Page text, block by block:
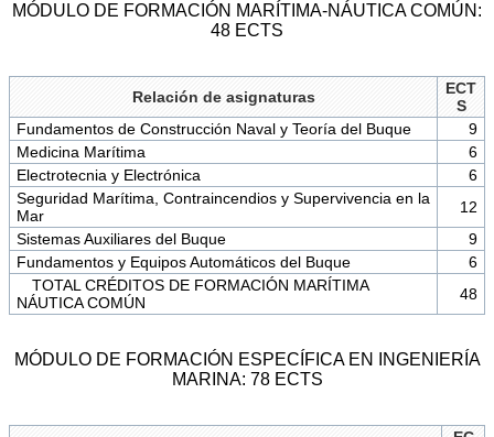
MÓDULO DE FORMACIÓN MARÍTIMA-NÁUTICA COMÚN:
48 ECTS
Relación de asignaturas
ECT
S
Fundamentos de Construcción Naval y Teoría del Buque
9
Medicina Marítima
6
Electrotecnia y Electrónica
6
Seguridad Marítima, Contraincendios y Supervivencia en la
Mar
12
Sistemas Auxiliares del Buque
9
Fundamentos y Equipos Automáticos del Buque
6
TOTAL CRÉDITOS DE FORMACIÓN MARÍTIMA
NÁUTICA COMÚN
48
MÓDULO DE FORMACIÓN ESPECÍFICA EN INGENIERÍA
MARINA: 78 ECTS